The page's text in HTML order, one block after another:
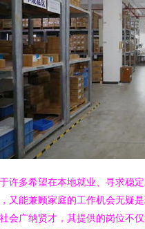
许多希望在本地就业、寻求稳
又能兼顾家庭的工作机会无疑
会广纳贤才，其提供的岗位不